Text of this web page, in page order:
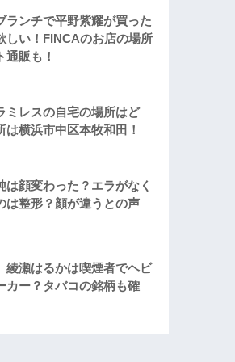
ランチで平野紫耀が買った
しい！FINCAのお店の場所
通販も！
ミレスの自宅の場所はど
は横浜市中区本牧和田！
は顔変わった？エラがなく
は整形？顔が違うとの声
綾瀬はるかは喫煙者でヘビ
カー？タバコの銘柄も確